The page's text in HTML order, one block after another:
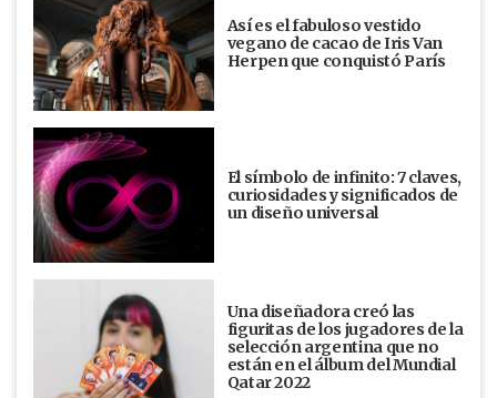
Así es el fabuloso vestido
vegano de cacao de Iris Van
Herpen que conquistó París
El símbolo de infinito: 7 claves,
curiosidades y significados de
un diseño universal
Una diseñadora creó las
figuritas de los jugadores de la
selección argentina que no
están en el álbum del Mundial
Qatar 2022